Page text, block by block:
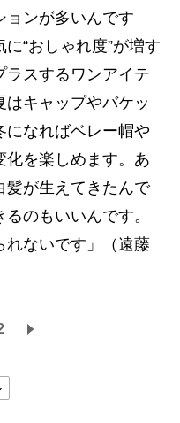
ョンが多いんです
“おしゃれ度”が増す
ラスするワンアイテ
はキャップやバケッ
になればベレー帽や
化を楽しめます。あ
髪が生えてきたんで
のもいいんです。
れないです」（遠藤